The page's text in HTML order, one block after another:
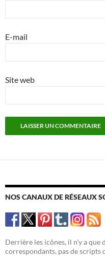
E-mail
Site web
NOS CANAUX DE RÉSEAUX
Derrière les icônes, il n'y a que
correspondants, pas de scripts